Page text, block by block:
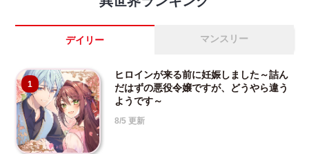
デイリー マンスリー
1
ヒロインが来る前に妊娠しました～詰ん
だはずの悪役令嬢ですが、どうやら違う
ようです～
8/5 更新